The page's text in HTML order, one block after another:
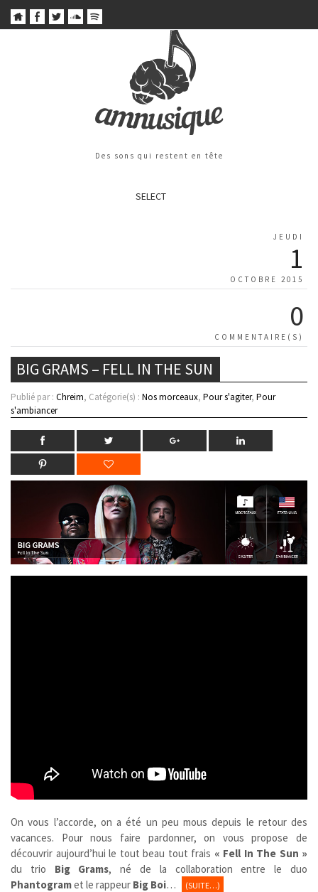
Des sons qui restent en tête
SELECT
JEUDI
1
OCTOBRE 2015
0
COMMENTAIRE(S)
BIG GRAMS – FELL IN THE SUN
Publié par : Chreim, Catégorie(s) : Nos morceaux, Pour s'agiter, Pour
s'ambiancer
On vous l’accorde, on a été un peu mous depuis le retour des
vacances. Pour nous faire pardonner, on vous propose de
découvrir aujourd’hui le tout beau tout frais « Fell In The Sun »
du trio Big Grams, né de la collaboration entre le duo
Phantogramet le rappeur Big Boi… (SUITE…)